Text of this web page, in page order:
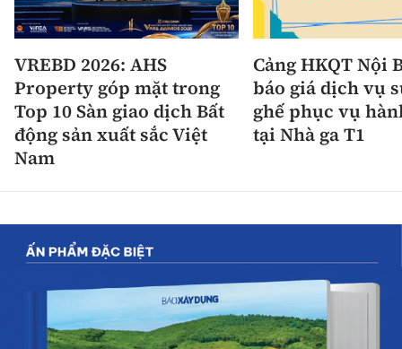
VREBD 2026: AHS
Property góp mặt trong
Top 10 Sàn giao dịch Bất
động sản xuất sắc Việt
Nam
Cảng HKQT Nội
báo giá dịch vụ
ghế phục vụ
tại Nhà ga T1